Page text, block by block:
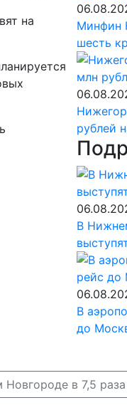
на
Минфин
шесть
рублей
В
В
до